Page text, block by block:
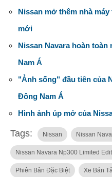
Nissan mở thêm nhà
mới
Nissan Navara hoàn
Nam Á
"Ảnh sống" đầu tiên của
Đông Nam Á
Hình ảnh úp mở của
Tags: Nissan Nissan
Nissan Navara Np300 Limited
Phiên Bản Đặc Biệt Xe Bán